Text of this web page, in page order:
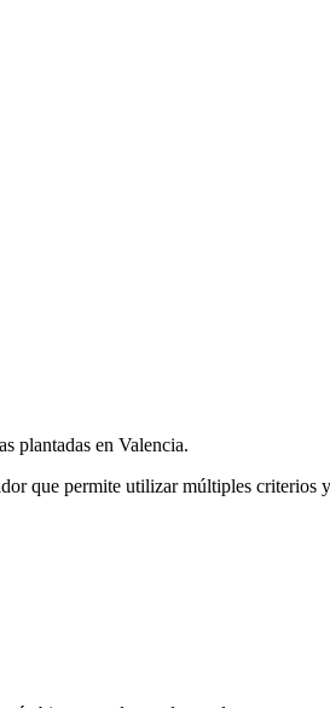
plantadas en Valencia.
que permite utilizar múltiples criterios